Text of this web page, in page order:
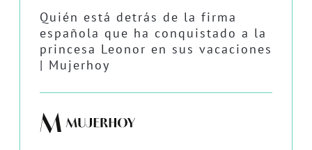
Quién está detrás de la firma
española que ha conquistado a la
princesa Leonor en sus vacaciones
| Mujerhoy